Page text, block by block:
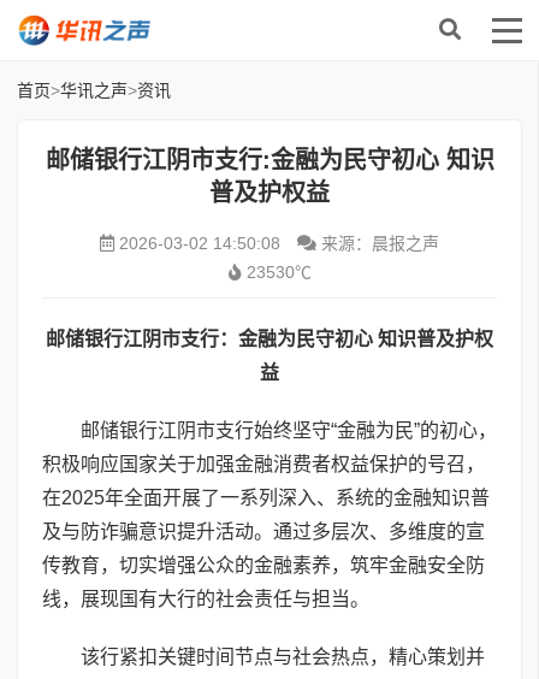
首页>华讯之声>资讯
邮储银行江阴市支行:金融为民守初心 知识
普及护权益
2026-03-02 14:50:08
来源：晨报之声
23530℃
邮储银行江阴市支行： 金融为民守初心 知识普及护权
益
邮储银行江阴市支行始终坚守“金融为民”的初心，
积极响应国家关于加强金融消费者权益保护的号召，
在2025年全面开展了一系列深入、系统的金融知识普
及与防诈骗意识提升活动。通过多层次、多维度的宣
传教育，切实增强公众的金融素养，筑牢金融安全防
线，展现国有大行的社会责任与担当。
该行紧扣关键时间节点与社会热点，精心策划并